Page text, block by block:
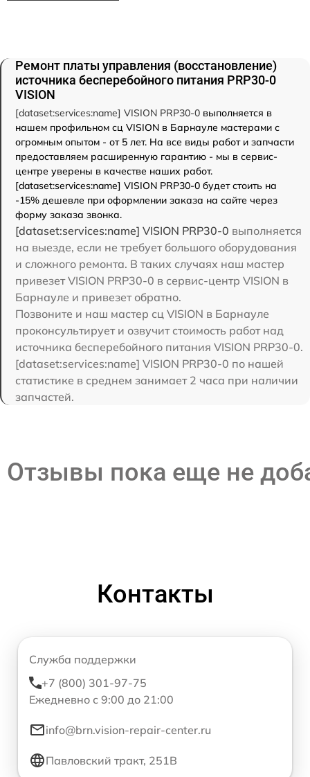
Ремонт платы управления (восстановление)
источника бесперебойного питания PRP30-0
VISION
[dataset:services:name] VISION PRP30-0 выполняется в
нашем профильном сц VISION в Барнауле мастерами с
огромным опытом - от 5 лет. На все виды работ и запчасти
предоставляем расширенную гарантию - мы в сервис-
центре уверены в качестве наших работ.
[dataset:services:name] VISION PRP30-0 будет стоить на
-15% дешевле при оформлении заказа на сайте через
форму заказа звонка.
[dataset:services:name] VISION PRP30-0 выполняется
на выезде, если не требует большого оборудования
и сложного ремонта. В таких случаях наш мастер
привезет VISION PRP30-0 в сервис-центр VISION в
Барнауле и привезет обратно.
Позвоните и наш мастер сц VISION в Барнауле
проконсультирует и озвучит стоимость работ над
источника бесперебойного питания VISION PRP30-0.
[dataset:services:name] VISION PRP30-0 по нашей
статистике в среднем занимает 2 часа при наличии
запчастей.
Отзывы пока еще не
Контакты
Служба поддержки
+7 (800) 301-97-75
Ежедневно с 9:00 до 21:00
info@brn.vision-repair-center.ru
Павловский тракт, 251В